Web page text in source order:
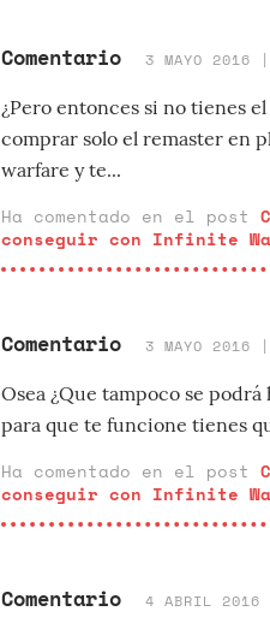
Comentario 3 MAYO 2016
¿Pero entonces si no tienes
comprar solo el remaster en
warfare y te...
Ha comentado en el post
conseguir con Infinite
Comentario 3 MAYO 2016
Osea ¿Que tampoco se
para que te funcione tienes
Ha comentado en el post
conseguir con Infinite
Comentario 4 ABRIL